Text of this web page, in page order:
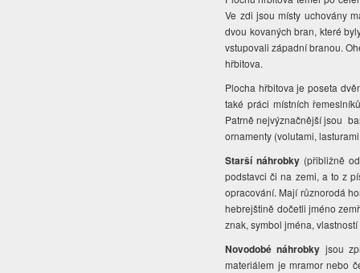
Ve zdi jsou místy uchovány
dvou kovaných bran, které
vstupovali západní branou.
hřbitova.
Plocha hřbitova je poseta
také práci místních
Patrně nejvýznačnější jsou
ornamenty (volutami,
Starší náhrobky (přibližně
podstavci či na zemi, a to z
opracování. Mají různorodá
hebrejštině dočetli jméno
znak, symbol jména,
Novodobé náhrobky jsou
materiálem je mramor nebo